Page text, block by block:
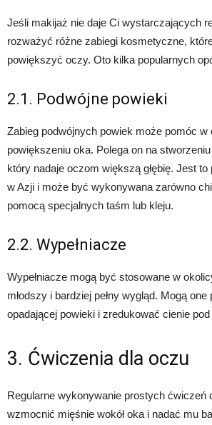
Jeśli makijaż nie daje Ci wystarczających
rozważyć różne zabiegi kosmetyczne,
powiększyć oczy. Oto kilka popularnych
2.1. Podwójne powieki
Zabieg podwójnych powiek może pomóc w
powiększeniu oka. Polega on na stworzeniu
który nadaje oczom większą głębię. Jest to
w Azji i może być wykonywana zarówno
pomocą specjalnych taśm lub kleju.
2.2. Wypełniacze
Wypełniacze mogą być stosowane w
młodszy i bardziej pełny wygląd. Mogą
opadającej powieki i zredukować cienie
3. Ćwiczenia dla oczu
Regularne wykonywanie prostych ćwiczeń
wzmocnić mięśnie wokół oka i nadać mu